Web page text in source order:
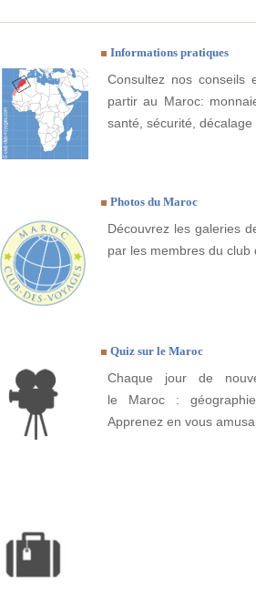
Informations pratiques
Consultez nos conseils
partir au Maroc:
santé, sécurité, décalage
Photos du Maroc
Découvrez les galeries
par les membres du club
Quiz sur le Maroc
Chaque jour de
le Maroc :
Apprenez en vous